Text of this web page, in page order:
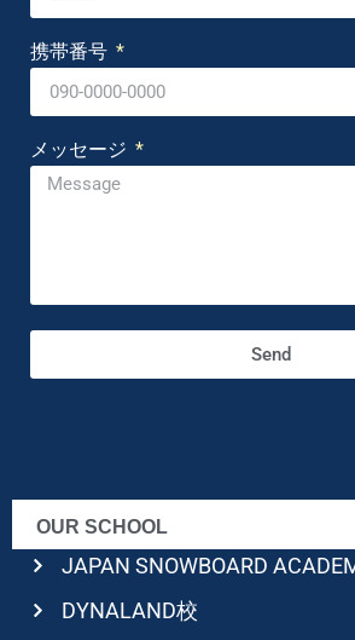
携帯番号
メッセージ
Send
OUR SCHOOL
JAPAN SNOWBOARD
DYNALAND校